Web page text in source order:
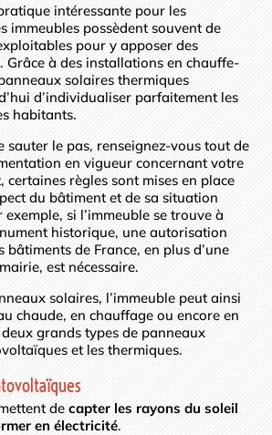
intéressante pour les
immeubles possèdent souvent de
pour y apposer des
Grâce à des installations en chauffe-
solaires thermiques
d’individualiser parfaitement les
habitants.
sauter le pas, renseignez-vous tout de
en vigueur concernant votre
certaines règles sont mises en place
du bâtiment et de sa situation
si l’immeuble se trouve à
historique, une autorisation
bâtiments de France, en plus d’une
est nécessaire.
solaires, l’immeuble peut ainsi
chaude, en chauffage ou encore en
grands types de panneaux
et les thermiques.
decapter les rayons du soleil
en électricité.